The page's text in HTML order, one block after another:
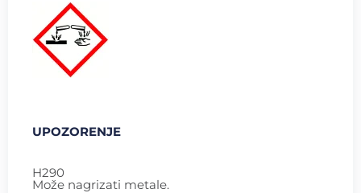
UPOZORENJE
H290
Može nagrizati metale.